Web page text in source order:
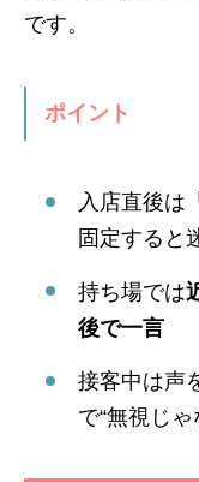
です。
ポイント
入店直後は
固定すると
持ち場では
後で一言
接客中は声
で“無視じ